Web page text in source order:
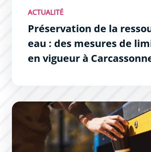
ACTUALITÉ
Préservation de la
eau : des mesures de
en vigueur à
De nouveaux conteneurs enterrés